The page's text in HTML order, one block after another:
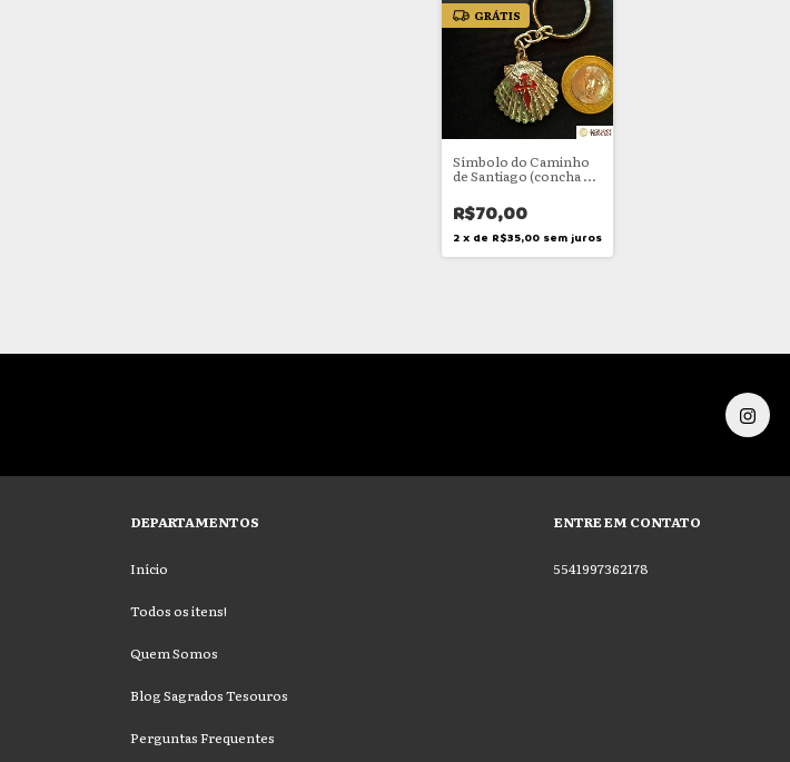
GRÁTIS
Símbolo do Caminho
de Santiago (concha de
viera) e a cruz de
Santiago
R$70,00
2 x de R$35,00 sem juros
DEPARTAMENTOS
Início
Todos os itens!
Quem Somos
Blog Sagrados Tesouros
Perguntas Frequentes
ENTRE EM CONTATO
5541997362178